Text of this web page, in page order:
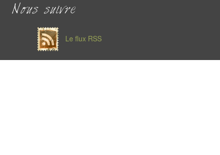
Nous suivre
Le flux RSS